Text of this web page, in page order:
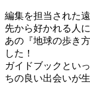
編集を担当された
先から好かれる人
あの『地球の歩き
した！
ガイドブックとい
ちの良い出会いが